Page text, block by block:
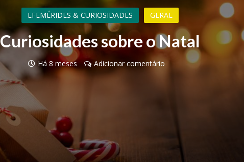
EFEMÉRIDES & CURIOSIDADES GERAL
Curiosidades sobre o Natal
Há 8 meses Adicionar comentário